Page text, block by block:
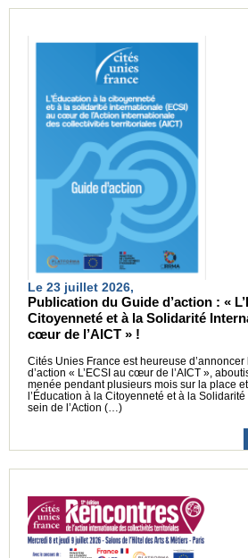
Le 23 juillet 2026,
Publication du Guide d’action : «
Citoyenneté et à la Solidarité
cœur de l’AICT » !
Cités Unies France est heureuse
d’action « L’ECSI au cœur de l’AICT »,
menée pendant plusieurs mois sur la place
l’Éducation à la Citoyenneté et à la
sein de l’Action (…)